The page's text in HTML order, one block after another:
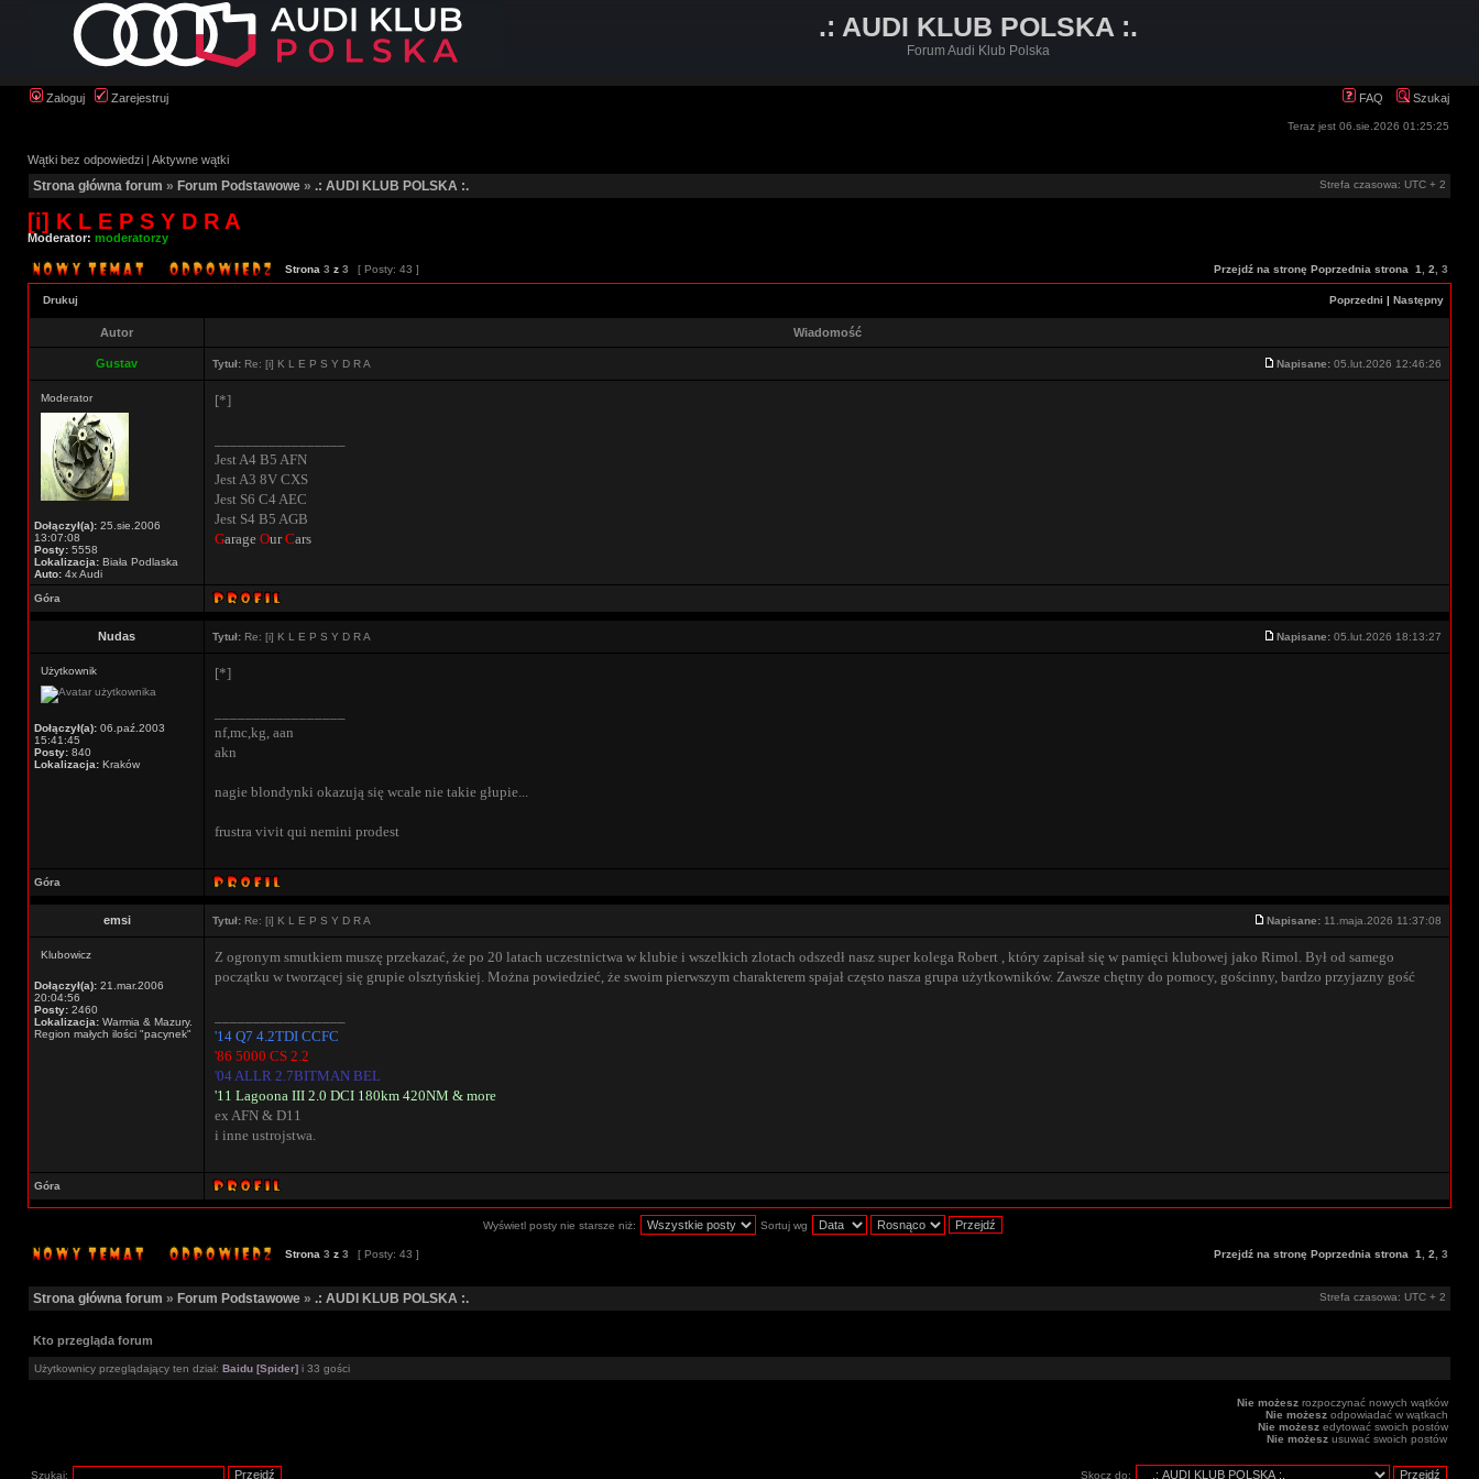
.: AUDI KLUB POLSKA :.
Forum Audi Klub Polska
Zaloguj Zarejestruj FAQ Szukaj
Teraz jest 06.sie.2026 01:25:25
Wątki bez odpowiedzi | Aktywne wątki
Strona główna forum » Forum Podstawowe » .: AUDI KLUB POLSKA :. Strefa czasowa: UTC + 2
[i] K L E P S Y D R A
Moderator: moderatorzy
Strona 3 z 3 [ Posty: 43 ] Przejdź na stronę Poprzednia strona 1 2 3
Drukuj Poprzedni | Następny
Autor Wiadomość
Gustav Tytuł: Re: [i] K L E P S Y D R A Napisane: 05.lut.2026 12:46:26
Moderator
Dołączył(a): 25.sie.2006
13:07:08
Posty: 5558
Lokalizacja: Biała Podlaska
Auto: 4x Audi
[*]
Jest A4 B5 AFN
Jest A3 8V CXS
Jest S6 C4 AEC
Jest S4 B5 AGB
Garage OurCars
Góra
Nudas Tytuł: Re: [i] K L E P S Y D R A Napisane: 05.lut.2026 18:13:27
Użytkownik
Dołączył(a): 06.paź.2003
15:41:45
Posty: 840
Lokalizacja: Kraków
[*]
nf,mc,kg, aan
akn
nagie blondynki okazują się wcale nie takie głupie...
frustra vivit qui nemini prodest
Góra
emsi Tytuł: Re: [i] K L E P S Y D R A Napisane: 11.maja.2026 11:37:08
Klubowicz
Dołączył(a): 21.mar.2006
20:04:56
Posty: 2460
Lokalizacja: Warmia & Mazury.
Region małych ilości "pacynek"
Z ogronym smutkiem muszę przekazać, że po 20 latach uczestnictwa w klubie i wszelkich zlotach odszedł nasz super kolega Robert , który zapisał się w pamięci klubowej jako Rimol. Był od samego
początku w tworzącej się grupie olsztyńskiej. Można powiedzieć, że swoim pierwszym charakterem spajał często nasza grupa użytkowników. Zawsze chętny do pomocy, gościnny, bardzo przyjazny gość
'14 Q7 4.2TDI CCFC
'86 5000 CS 2.2
'04 ALLR 2.7BITMAN BEL
'11 Lagoona III 2.0 DCI 180km 420NM & more
ex AFN & D11
i inne ustrojstwa.
Góra
Wyświetl posty nie starsze niż: Sortuj wg
Strona 3 z 3 [ Posty: 43 ] Przejdź na stronę Poprzednia strona 1 2 3
Strona główna forum » Forum Podstawowe » .: AUDI KLUB POLSKA :. Strefa czasowa: UTC + 2
Kto przegląda forum
Użytkownicy przeglądający ten dział: Baidu [Spider] i 33 gości
Nie możesz rozpoczynać nowych wątków
Nie możesz odpowiadać w wątkach
Nie możesz edytować swoich postów
Nie możesz usuwać swoich postów
Szukaj: Skocz do: